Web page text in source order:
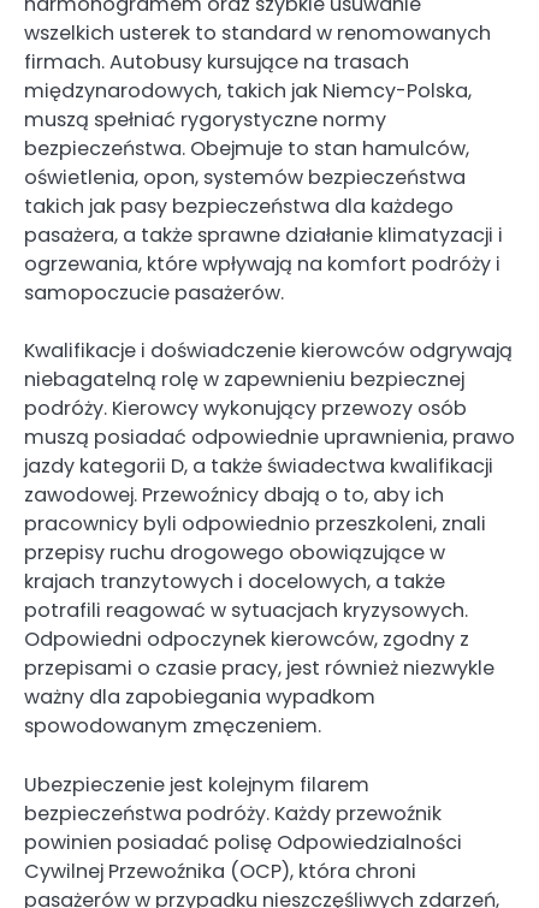
wszelkich usterek to standard w renomowanych
firmach. Autobusy kursujące na trasach
międzynarodowych, takich jak Niemcy-Polska,
muszą spełniać rygorystyczne normy
bezpieczeństwa. Obejmuje to stan hamulców,
oświetlenia, opon, systemów bezpieczeństwa
takich jak pasy bezpieczeństwa dla każdego
pasażera, a także sprawne działanie klimatyzacji i
ogrzewania, które wpływają na komfort podróży i
samopoczucie pasażerów.
Kwalifikacje i doświadczenie kierowców odgrywają
niebagatelną rolę w zapewnieniu bezpiecznej
podróży. Kierowcy wykonujący przewozy osób
muszą posiadać odpowiednie uprawnienia, prawo
jazdy kategorii D, a także świadectwa kwalifikacji
zawodowej. Przewoźnicy dbają o to, aby ich
pracownicy byli odpowiednio przeszkoleni, znali
przepisy ruchu drogowego obowiązujące w
krajach tranzytowych i docelowych, a także
potrafili reagować w sytuacjach kryzysowych.
Odpowiedni odpoczynek kierowców, zgodny z
przepisami o czasie pracy, jest również niezwykle
ważny dla zapobiegania wypadkom
spowodowanym zmęczeniem.
Ubezpieczenie jest kolejnym filarem
bezpieczeństwa podróży. Każdy przewoźnik
powinien posiadać polisę Odpowiedzialności
Cywilnej Przewoźnika (OCP), która chroni
pasażerów w przypadku nieszczęśliwych zdarzeń,